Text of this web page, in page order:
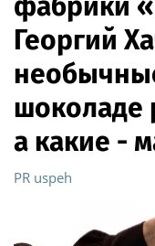
фабрики
Георгий
шоколаде
а какие -
PR uspeh